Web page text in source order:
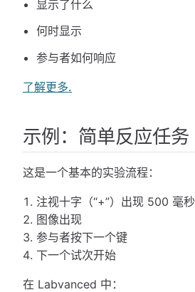
显示了什么
何时显示
参与者如何响应
了解更多.
示例：简单反应任务
这是一个基本的实验流程：
注视十字（“+”）出现 500 毫秒
图像出现
参与者按下一个键
下一个试次开始
在 Labvanced 中：